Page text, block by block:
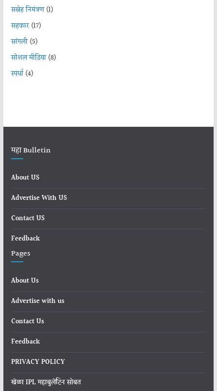
सस्नेह निमंत्रण(1)
सहकार(17)
सांगली(5)
सोशल मीडिया(8)
स्पर्धा(4)
महा Bulletin
About US
Advertise With US
Contact US
Feedback
Pages
About Us
Advertise with us
Contact Us
Feedback
PRIVACY POLICY
खेळा IPL महाबुलेटिन सोबत